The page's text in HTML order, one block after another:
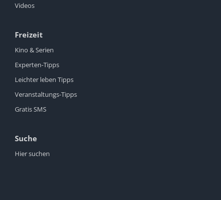
Videos
Freizeit
Kino & Serien
Experten-Tipps
Leichter leben Tipps
Veranstaltungs-Tipps
Gratis SMS
Suche
Hier suchen